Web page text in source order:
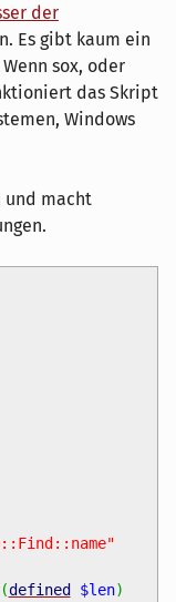
der
Es gibt kaum ein
sox, oder
das Skript
Windows
und macht
(defined $len)